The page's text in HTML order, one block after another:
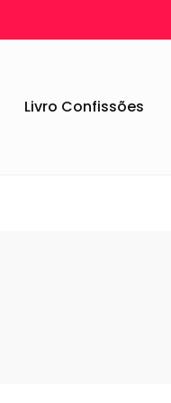
Livro Confissões